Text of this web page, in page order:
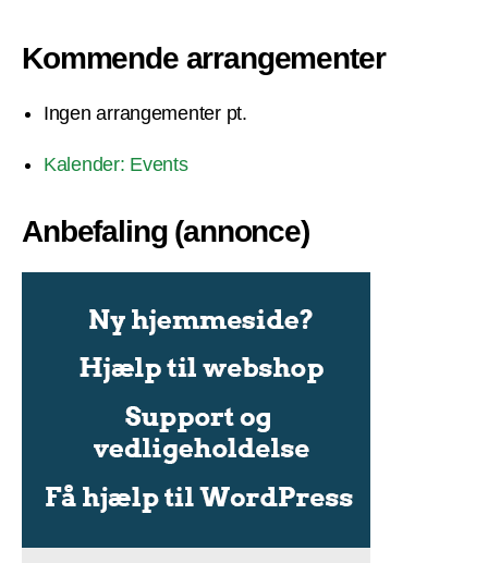
Kommende arrangementer
Ingen arrangementer pt.
Kalender: Events
Anbefaling (annonce)